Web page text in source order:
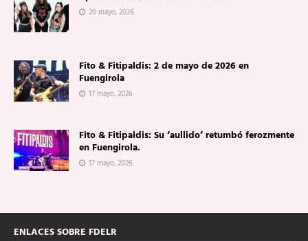
20 mayo, 2026
Fito & Fitipaldis: 2 de mayo de 2026 en
Fuengirola
17 mayo, 2026
Fito & Fitipaldis: Su ‘aullido’ retumbó ferozmente
en Fuengirola.
17 mayo, 2026
ENLACES SOBRE FDELR